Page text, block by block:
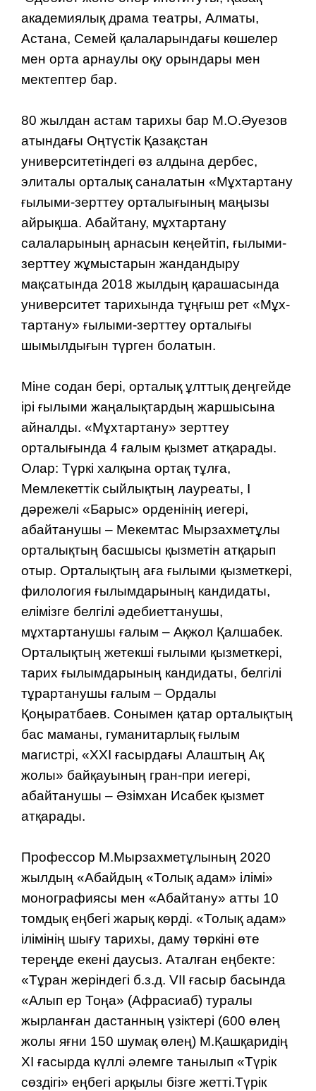
академиялық драма театры, Алматы,
Астана, Семей қалаларындағы көшелер
мен орта арнаулы оқу орындары мен
мектептер бар.
80 жылдан астам тарихы бар М.О.Әуезов
атындағы Оңтүстік Қазақстан
университетіндегі өз алдына дербес,
элиталы орталық саналатын «Мұхтартану
ғылыми-зерттеу орталығының маңызы
айрықша. Абайтану, мұхтартану
салаларының арнасын кеңейтіп, ғылыми-
зерттеу жұмыстарын жандандыру
мақсатында 2018 жылдың қарашасында
университет тарихында тұңғыш рет «Мұх­
тар­тану» ғылыми-зерттеу орталығы
шымылдығын түрген болатын.
Міне содан бері, орталық ұлттық деңгейде
ірі ғылыми жаңалық­тардың жаршысына
айналды. «Мұхтартану» зерттеу
орталығында 4 ғалым қызмет атқарады.
Олар: Түркі халқына ортақ тұлға,
Мемлекеттік сыйлықтың лауреаты, І
дәрежелі «Барыс» орденінің иегері,
абайтанушы – Мекемтас Мырзахметұлы
орталықтың басшысы қызметін атқарып
отыр. Орталықтың аға ғылыми қызметкері,
филология ғылымдарының кандидаты,
елімізге белгілі әдебиеттанушы,
мұхтартанушы ғалым – Ақжол Қалшабек.
Орталықтың жетекші ғылыми қызметкері,
тарих ғылымдарының кандидаты, белгілі
тұрартанушы ғалым – Ордалы
Қоңыратбаев. Сонымен қатар орталықтың
бас маманы, гуманитарлық ғылым
магистрі, «ХХІ ғасырдағы Алаштың Ақ
жолы» байқауының гран-при иегері,
абайтанушы – Әзімхан Исабек қызмет
атқарады.
Профессор М.Мырзахметұлының 2020
жылдың «Абайдың «Толық адам» ілімі»
монографиясы мен «Абайтану» атты 10
томдық еңбегі жарық көрді. «Толық адам»
ілімінің шығу тарихы, даму төркіні өте
тереңде екені даусыз. Аталған еңбекте:
«Тұран жеріндегі б.з.д. VII ғасыр басында
«Алып ер Тоңа» (Афрасиаб) туралы
жырланған дас­танның үзіктері (600 өлең
жолы яғни 150 шумақ өлең) М.Қашқаридің
ХІ ғасыр­да күллі әлемге танылып «Түрік
сөздігі» еңбегі арқылы бізге жетті.Түрік